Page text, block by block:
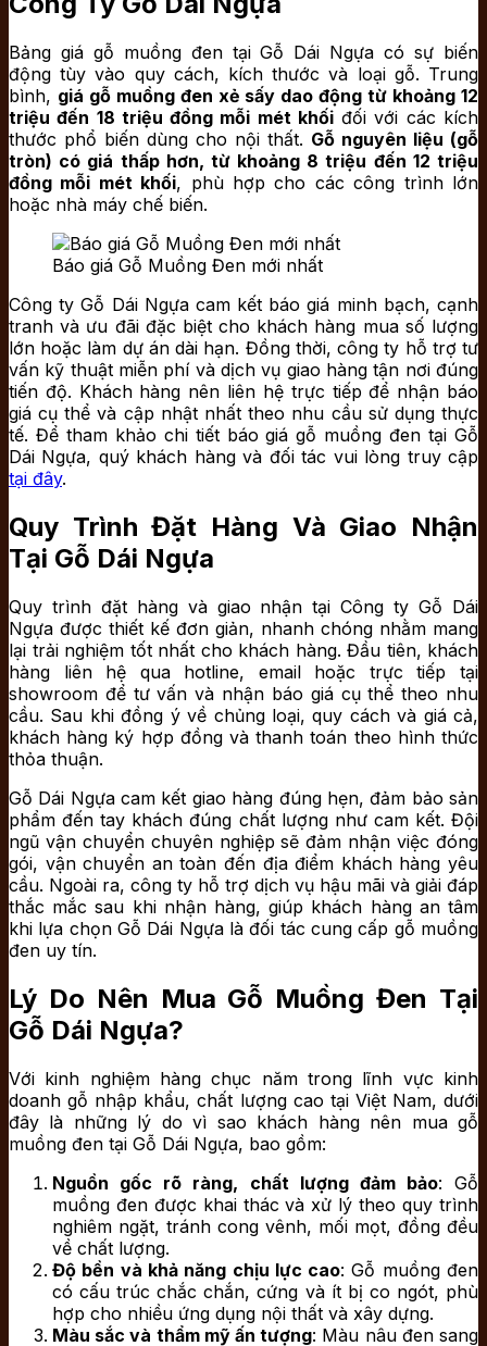
Bảng giá gỗ muồng đen tại Gỗ Dái Ngựa có sự biến
động tùy vào quy cách, kích thước và loại gỗ. Trung
bình, giá gỗ muồng đen xẻ sấy dao động từ khoảng 12
triệu đến 18 triệu đồng mỗi mét khốiđối với các kích
thước phổ biến dùng cho nội thất. Gỗ nguyên liệu (gỗ
tròn) có giá thấp hơn, từ khoảng 8 triệu đến 12 triệu
đồng mỗi mét khối, phù hợp cho các công trình lớn
hoặc nhà máy chế biến.
Báo giá Gỗ Muồng Đen mới nhất
Công ty Gỗ Dái Ngựa cam kết báo giá minh bạch, cạnh
tranh và ưu đãi đặc biệt cho khách hàng mua số lượng
lớn hoặc làm dự án dài hạn. Đồng thời, công ty hỗ trợ tư
vấn kỹ thuật miễn phí và dịch vụ giao hàng tận nơi đúng
tiến độ. Khách hàng nên liên hệ trực tiếp để nhận báo
giá cụ thể và cập nhật nhất theo nhu cầu sử dụng thực
tế. Để tham khảo chi tiết báo giá gỗ muồng đen tại Gỗ
Dái Ngựa, quý khách hàng và đối tác vui lòng truy cập
tại đây.
Quy Trình Đặt Hàng Và Giao Nhận
Tại Gỗ Dái Ngựa
Quy trình đặt hàng và giao nhận tại Công ty Gỗ Dái
Ngựa được thiết kế đơn giản, nhanh chóng nhằm mang
lại trải nghiệm tốt nhất cho khách hàng. Đầu tiên, khách
hàng liên hệ qua hotline, email hoặc trực tiếp tại
showroom để tư vấn và nhận báo giá cụ thể theo nhu
cầu. Sau khi đồng ý về chủng loại, quy cách và giá cả,
khách hàng ký hợp đồng và thanh toán theo hình thức
thỏa thuận.
Gỗ Dái Ngựa cam kết giao hàng đúng hẹn, đảm bảo sản
phẩm đến tay khách đúng chất lượng như cam kết. Đội
ngũ vận chuyển chuyên nghiệp sẽ đảm nhận việc đóng
gói, vận chuyển an toàn đến địa điểm khách hàng yêu
cầu. Ngoài ra, công ty hỗ trợ dịch vụ hậu mãi và giải đáp
thắc mắc sau khi nhận hàng, giúp khách hàng an tâm
khi lựa chọn Gỗ Dái Ngựa là đối tác cung cấp gỗ muồng
đen uy tín.​
Lý Do Nên Mua Gỗ Muồng Đen Tại
Gỗ Dái Ngựa?
Với kinh nghiệm hàng chục năm trong lĩnh vực kinh
doanh gỗ nhập khẩu, chất lượng cao tại Việt Nam, dưới
đây là những lý do vì sao khách hàng nên mua gỗ
muồng đen tại Gỗ Dái Ngựa, bao gồm:
Nguồn gốc rõ ràng, chất lượng đảm bảo: Gỗ
muồng đen được khai thác và xử lý theo quy trình
nghiêm ngặt, tránh cong vênh, mối mọt, đồng đều
về chất lượng.
Độ bền và khả năng chịu lực cao: Gỗ muồng đen
có cấu trúc chắc chắn, cứng và ít bị co ngót, phù
hợp cho nhiều ứng dụng nội thất và xây dựng.
Màu sắc và thẩm mỹ ấn tượng: Màu nâu đen sang